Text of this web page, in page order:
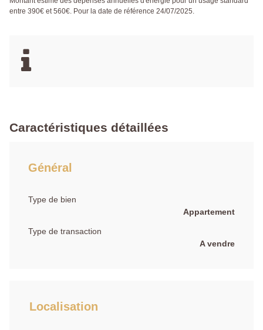
entre 390€ et 560€. Pour la date de référence 24/07/2025.
Caractéristiques détaillées
Général
Type de bien
Appartement
Type de transaction
A vendre
Localisation